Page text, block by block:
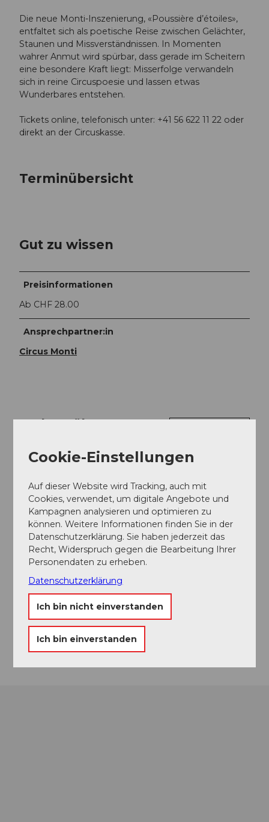
Die neue Monti-Inszenierung, «Poussière d’étoiles»,
entfaltet sich als poetische Reise zwischen Gelächter,
Staunen und Missverständnissen. In Momenten
wahrer Anmut wird spürbar, dass gerade im Scheitern
eine besondere Kraft liegt: Misserfolge verwandeln
sich in reine Circuspoesie und lassen etwas
Wunderbares entstehen.
Tickets online, telefonisch unter: +41 56 622 11 22 oder
direkt an der Circuskasse.
Terminübersicht
Gut zu wissen
Preisinformationen
Ab CHF 28.00
Ansprechpartner:in
Circus Monti
In der Nähe
Essen und Trinken
Veranstaltungsort
Circus Monti
Allmendliweg
6005 Luzern
Website
Anreise
Cookie-Einstellungen
Auf dieser Website wird Tracking, auch mit
Cookies, verwendet, um digitale Angebote und
Kampagnen analysieren und optimieren zu
können. Weitere Informationen finden Sie in der
Datenschutzerklärung. Sie haben jederzeit das
Recht, Widerspruch gegen die Bearbeitung Ihrer
Personendaten zu erheben.
Datenschutzerklärung
Ich bin nicht einverstanden
Ich bin einverstanden